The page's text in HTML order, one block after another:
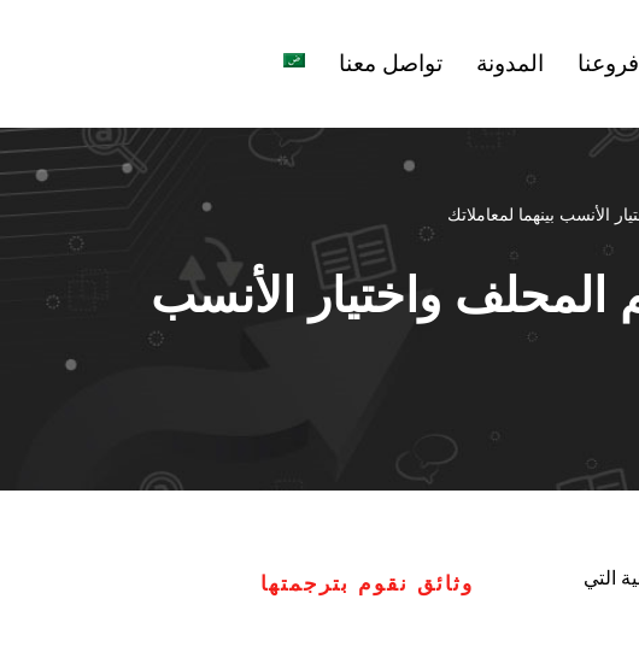
فروعنا المدونة تواصل معنا
الأنسب بينهما لمعاملاتك
المحلف واختيار الأنسب
التي
وثائق نقوم بترجمتها